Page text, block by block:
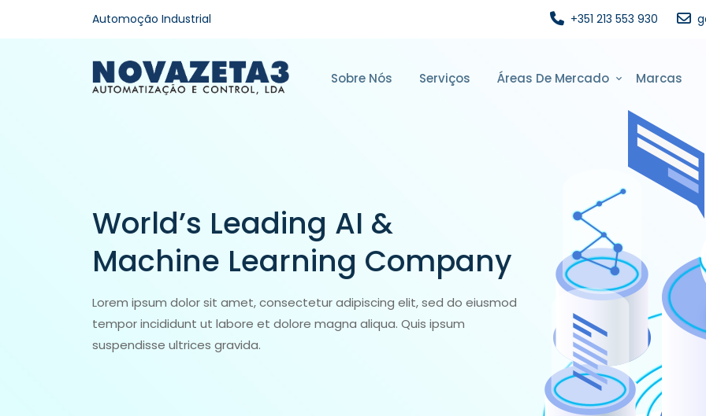
Automoção Industrial +351 213 553 930
Sobre Nós Serviços Áreas De Mercado Marcas
World’s Leading AI &
Machine Learning Company
Lorem ipsum dolor sit amet, consectetur adipiscing elit, sed do eiusmod
tempor incididunt ut labore et dolore magna aliqua. Quis ipsum
suspendisse ultrices gravida.